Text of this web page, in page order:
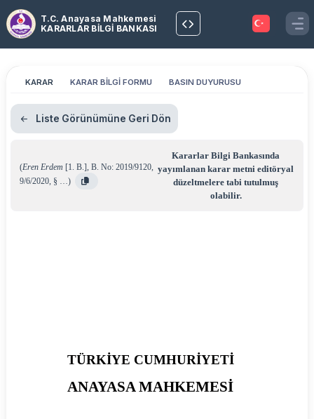
T.C. Anayasa Mahkemesi
KARARLAR BİLGİ BANKASI
KARAR KARAR BİLGİ FORMU BASIN DUYURUSU
Liste Görünümüne Geri Dön
(Eren Erdem [1. B.], B. No: 2019/9120,
9/6/2020, § …)
Kararlar Bilgi Bankasında
yayımlanan karar metni editöryal
düzeltmelere tabi tutulmuş
olabilir.